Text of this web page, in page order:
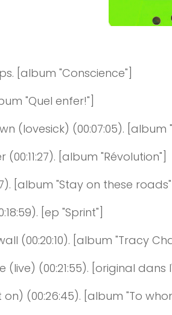
. [album "Conscience"]
"Quel enfer!"]
(lovesick) (00:07:05). [album
(00:11:27). [album "Révolution"]
). [album "Stay on these roads"]
18:59). [ep "Sprint"]
(00:20:10). [album "Tracy
(live) (00:21:55). [original dans
on) (00:26:45). [album "To